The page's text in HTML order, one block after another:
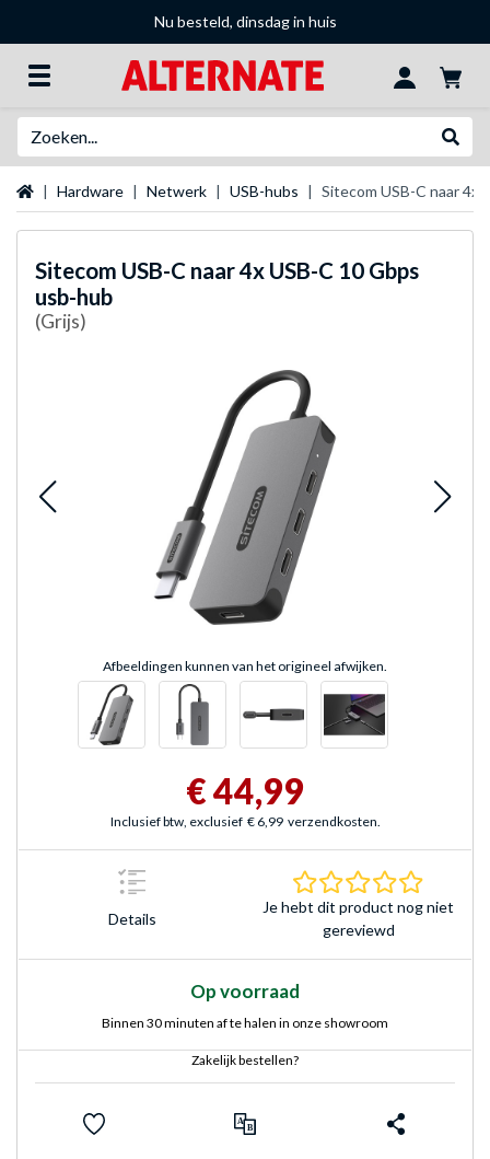
Nu besteld, dinsdag in huis
Startpagina
Hardware Netwerk USB-hubs Sitecom USB-C naar 4x
Sitecom USB-C naar 4x USB-C 10 Gbps
usb-hub
(Grijs)
Afbeeldingen kunnen van het origineel afwijken.
€ 44,99
Inclusief btw, exclusief € 6,99 verzendkosten.
Details
Je hebt dit product nog niet
gereviewd
Op voorraad
Binnen 30 minuten af te halen in onze showroom
Zakelijk bestellen?